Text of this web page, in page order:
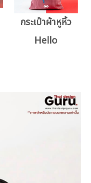
กระเป๋าผ้าหูหิ้ว
Hello